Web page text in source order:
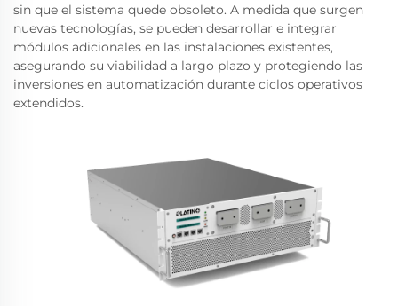
sin que el sistema quede obsoleto. A medida que surgen
nuevas tecnologías, se pueden desarrollar e integrar
módulos adicionales en las instalaciones existentes,
asegurando su viabilidad a largo plazo y protegiendo las
inversiones en automatización durante ciclos operativos
extendidos.